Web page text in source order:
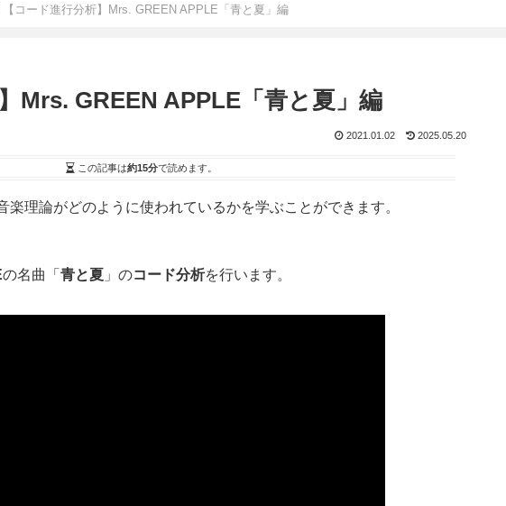
【コード進行分析】Mrs. GREEN APPLE「青と夏」編
Mrs. GREEN APPLE「青と夏」編
2021.01.02 2025.05.20
この記事は約15分で読めます。
楽理論がどのように使われているかを学ぶことができます。
の名曲「 青と夏 」のコード分析を行います。